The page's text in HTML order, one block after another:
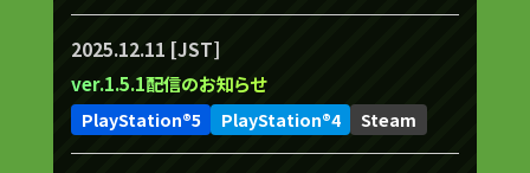
2025.12.11 [JST]
ver.1.5.1配信のお知らせ
PlayStation®5 PlayStation®4 Steam